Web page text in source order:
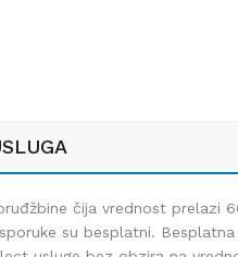
čija vrednost prelazi
su besplatni.